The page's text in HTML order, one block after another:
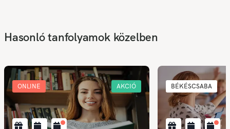
Hasonló tanfolyamok közelben
ONLINE AKCIÓ BÉKÉSCSABA